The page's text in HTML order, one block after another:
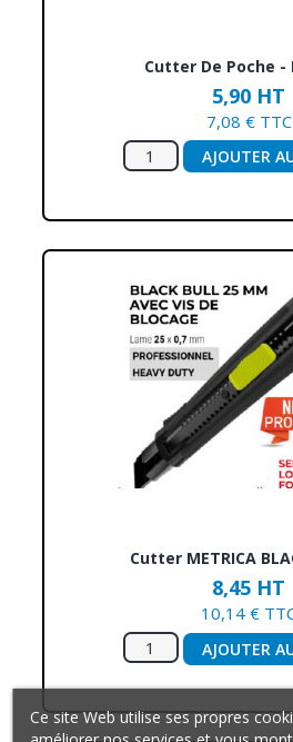
Cutter De Poche
5,90 HT
7,08 € TTC
AJOUTER
Cutter METRICA
8,45 HT
10,14 €
AJOUTER
Ce site Web utilise ses propres